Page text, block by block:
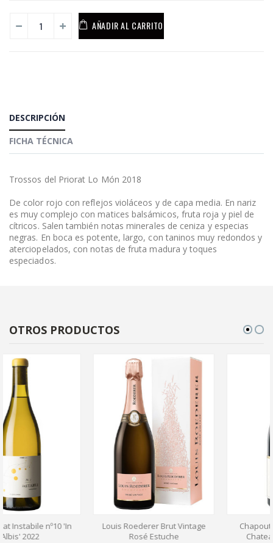
AÑADIR AL CARRITO
DESCRIPCIÓN
FICHA TÉCNICA
Trossos del Priorat Lo Món 2018
De color rojo con reflejos violáceos y de capa media. En nariz
es muy complejo con matices balsámicos, fruta roja y piel de
cítricos. Salen también notas minerales de ceniza y especias
negras. En boca es potente, largo, con taninos muy redondos y
aterciopelados, con notas de fruta madura y toques
especiados.
OTROS PRODUCTOS
Louis Roederer Brut Vintage
Chapoutier Bernardine 18
Chateauneuf Du Pape